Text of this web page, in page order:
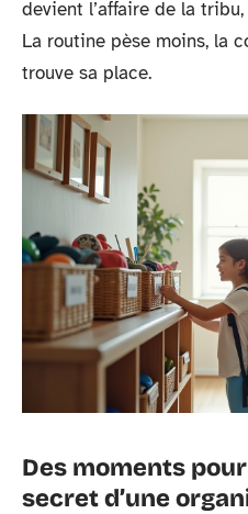
devient l’affaire de la tribu,
La routine pèse moins, la
trouve sa place.
Des moments
secret d’une